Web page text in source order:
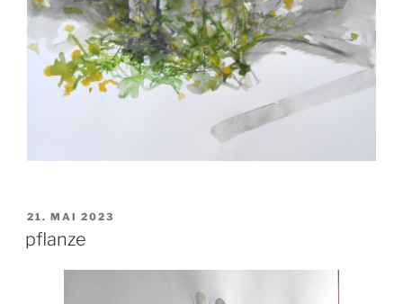
VERÖFFENTLICHT
AM
21. MAI 2023
pflanze